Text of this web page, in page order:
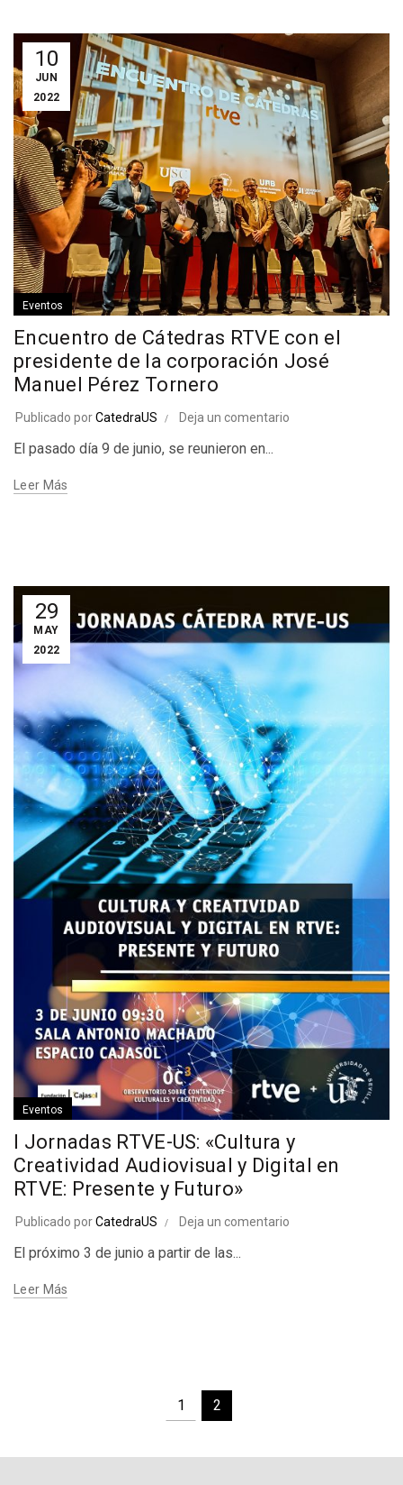
10
JUN
2022
Eventos
Encuentro de Cátedras RTVE con el
presidente de la corporación José
Manuel Pérez Tornero
Publicado porCatedraUS Deja un comentario
El pasado día 9 de junio, se reunieron en...
Leer Más
29
MAY
2022
Eventos
I Jornadas RTVE-US: «Cultura y
Creatividad Audiovisual y Digital en
RTVE: Presente y Futuro»
Publicado porCatedraUS Deja un comentario
El próximo 3 de junio a partir de las...
Leer Más
1 2